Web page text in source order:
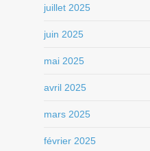
juillet 2025
juin 2025
mai 2025
avril 2025
mars 2025
février 2025